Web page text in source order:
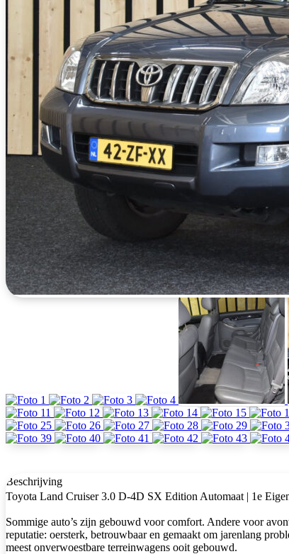
Beschrijving
Toyota Land Cruiser 3.0 D-4D SX Edition Automaat | 1e
Sommige auto’s zijn gebouwd voor comfort. Andere voor
reputatie: oersterk, betrouwbaar en gemaakt om jarenlang
meest onverwoestbare terreinwagens ooit gebouwd.